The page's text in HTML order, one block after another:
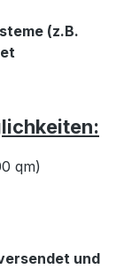
(z.B.
qm)
und